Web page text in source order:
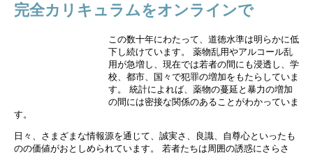
完全カリキュラムをオンラインで
この数十年にわたって、道徳水準は明らかに低
下し続けています。 薬物乱用やアルコール乱
用が急増し、現在では若者の間にも浸透し、学
校、都市、国々で犯罪の増加をもたらしていま
す。 統計によれば、薬物の蔓延と暴力の増加
の間には密接な関係のあることがわかっていま
す。
日々、さまざまな情報源を通じて、誠実さ、良識、自尊心といったも
のの価値がおとしめられています。 若者たちは周囲の誘惑にさらさ